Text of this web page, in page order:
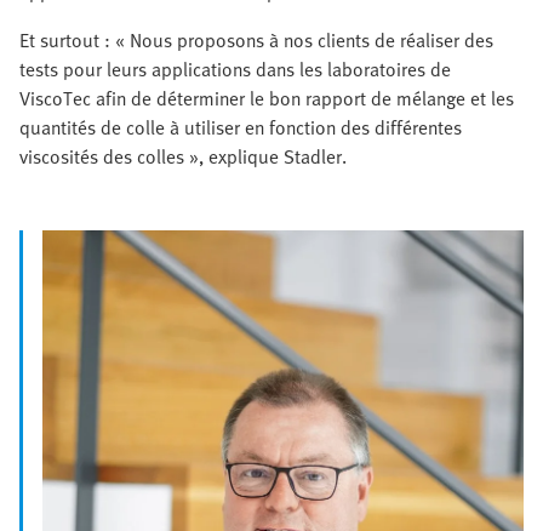
Et surtout : « Nous proposons à nos clients de réaliser des
tests pour leurs applications dans les laboratoires de
ViscoTec afin de déterminer le bon rapport de mélange et les
quantités de colle à utiliser en fonction des différentes
viscosités des colles », explique Stadler.